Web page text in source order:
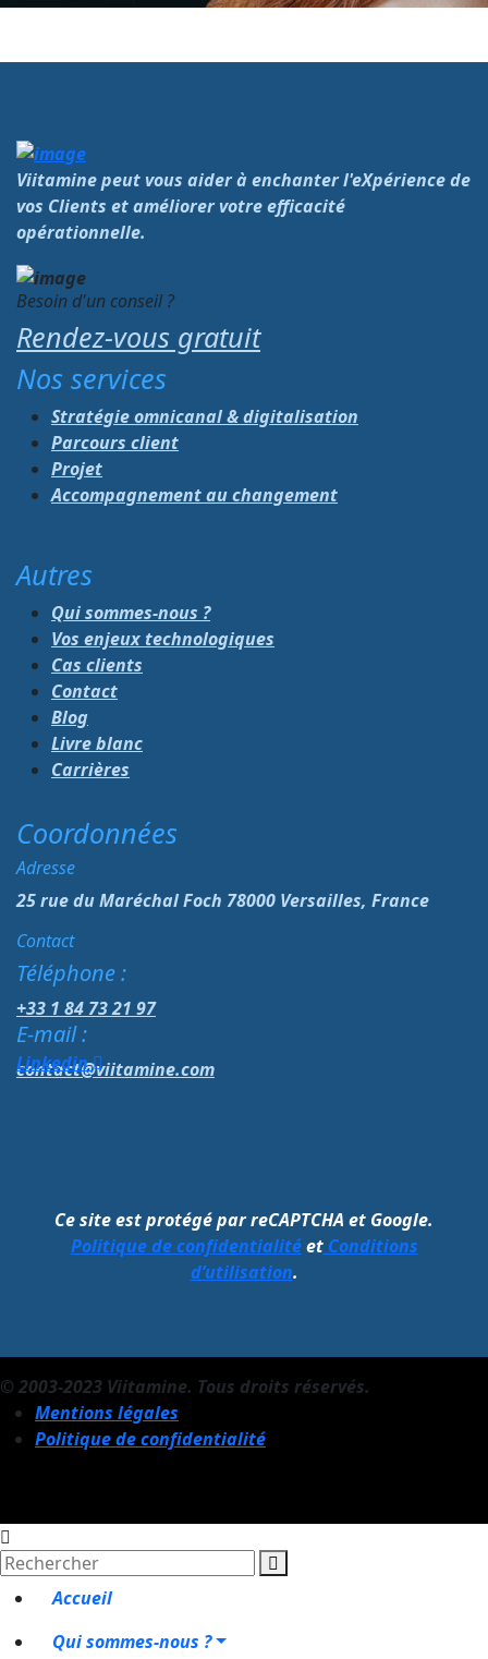
Viitamine peut vous aider à enchanter l'eXpérience de
vos Clients et améliorer votre efficacité
opérationnelle.
Besoin d'un conseil ?
Rendez-vous gratuit
Nos services
Stratégie omnicanal & digitalisation
Parcours client
Projet
Accompagnement au changement
Autres
Qui sommes-nous ?
Vos enjeux technologiques
Cas clients
Contact
Blog
Livre blanc
Carrières
Coordonnées
Adresse
25 rue du Maréchal Foch 78000 Versailles, France
Contact
Téléphone :
+33 1 84 73 21 97
E-mail :
contact@viitamine.com
Linkedin
Ce site est protégé par reCAPTCHA et Google.
Politique de confidentialitéetConditions
d’utilisation.
© 2003-2023 Viitamine. Tous droits réservés.
Mentions légales
Politique de confidentialité
Accueil
Qui sommes-nous ?